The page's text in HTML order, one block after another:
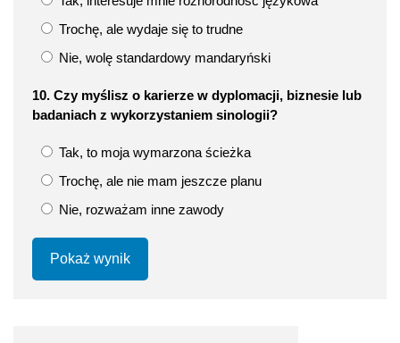
Trochę, ale wydaje się to trudne
Nie, wolę standardowy mandaryński
10. Czy myślisz o karierze w dyplomacji, biznesie lub
badaniach z wykorzystaniem sinologii?
Tak, to moja wymarzona ścieżka
Trochę, ale nie mam jeszcze planu
Nie, rozważam inne zawody
Pokaż wynik